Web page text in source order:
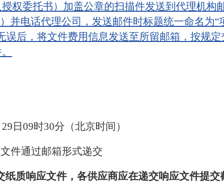
权委托书）加盖公章的扫描件发送到代理机构
）并电话代理公司，发送邮件时标题统一命名为
误后，将文件费用信息发送至所留邮箱，按规
日09时30分（北京时间）
件通过邮箱形式递交
质响应文件，各供应商应在递交响应文件提交